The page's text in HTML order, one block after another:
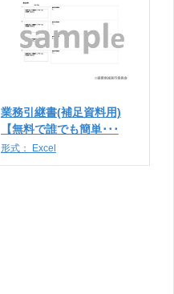
業務引継書(補足資料用)
【無料で誰でも簡単･･･
形式： Excel